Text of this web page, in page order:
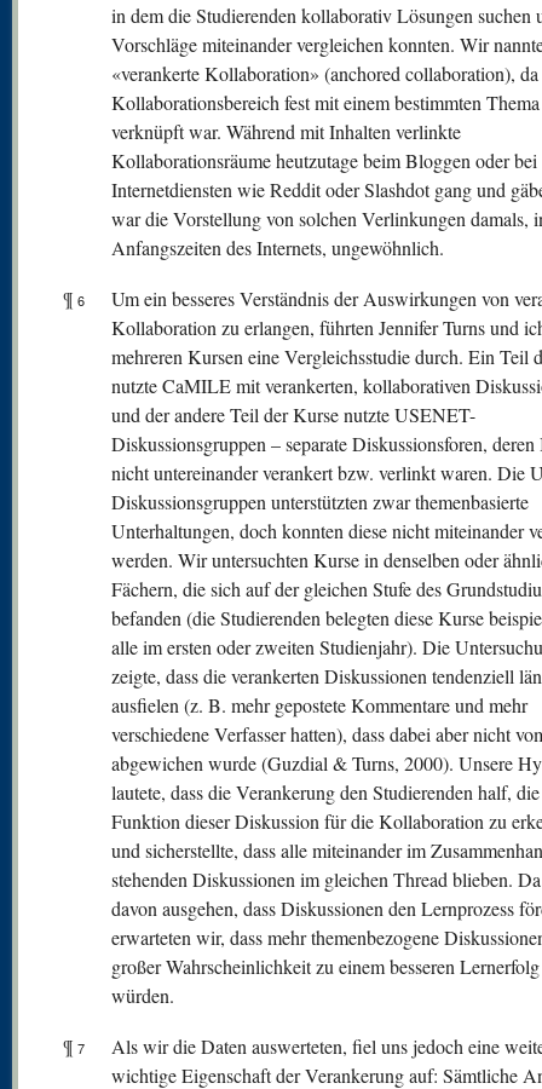
in dem die Studierenden kollaborativ Lösungen suchen
Vorschläge miteinander vergleichen konnten. Wir
«verankerte Kollaboration» (anchored collaboration),
Kollaborationsbereich fest mit einem bestimmten Thema
verknüpft war. Während mit Inhalten verlinkte
Kollaborationsräume heutzutage beim Bloggen oder bei
Internetdiensten wie Reddit oder Slashdot gang und
war die Vorstellung von solchen Verlinkungen damals,
Anfangszeiten des Internets, ungewöhnlich.
¶ 6
Um ein besseres Verständnis der Auswirkungen von
Kollaboration zu erlangen, führten Jennifer Turns und
mehreren Kursen eine Vergleichsstudie durch. Ein Teil
nutzte CaMILE mit verankerten, kollaborativen
und der andere Teil der Kurse nutzte USENET-
Diskussionsgruppen – separate Diskussionsforen, deren
nicht untereinander verankert bzw. verlinkt waren. Die
Diskussionsgruppen unterstützten zwar themenbasierte
Unterhaltungen, doch konnten diese nicht miteinander
werden. Wir untersuchten Kurse in denselben oder
Fächern, die sich auf der gleichen Stufe des
befanden (die Studierenden belegten diese Kurse
alle im ersten oder zweiten Studienjahr). Die
zeigte, dass die verankerten Diskussionen tendenziell
ausfielen (z. B. mehr gepostete Kommentare und mehr
verschiedene Verfasser hatten), dass dabei aber nicht
abgewichen wurde (Guzdial & Turns, 2000). Unsere
lautete, dass die Verankerung den Studierenden half, die
Funktion dieser Diskussion für die Kollaboration zu
und sicherstellte, dass alle miteinander im
stehenden Diskussionen im gleichen Thread blieben.
davon ausgehen, dass Diskussionen den Lernprozess
erwarteten wir, dass mehr themenbezogene
großer Wahrscheinlichkeit zu einem besseren
würden.
¶ 7
Als wir die Daten auswerteten, fiel uns jedoch eine
wichtige Eigenschaft der Verankerung auf: Sämtliche